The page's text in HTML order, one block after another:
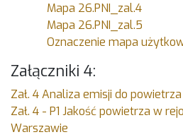
Mapa 26.PNI_zal.4
Mapa 26.PNI_zal.5
Oznaczenie mapa
Załączniki 4:
Zał. 4 Analiza emisji do powietrza
Zał. 4 - P1 Jakość powietrza w
Warszawie